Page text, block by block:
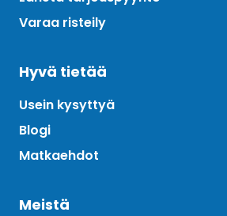
Varaa risteily
Hyvä tietää
Usein kysyttyä
Blogi
Matkaehdot
Meistä